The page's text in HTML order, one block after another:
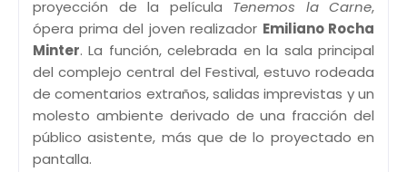
proyección de la película Tenemos la Carne,
ópera prima del joven realizador Emiliano Rocha
Minter. La función, celebrada en la sala principal
del complejo central del Festival, estuvo rodeada
de comentarios extraños, salidas imprevistas y un
molesto ambiente derivado de una fracción del
público asistente, más que de lo proyectado en
pantalla.